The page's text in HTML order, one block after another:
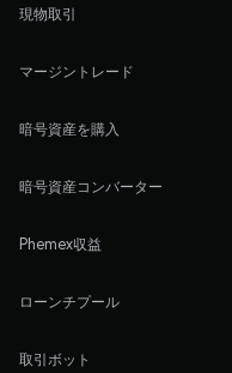
現物取引
マージントレード
暗号資産を購入
暗号資産コンバーター
Phemex収益
ローンチプール
取引ボット